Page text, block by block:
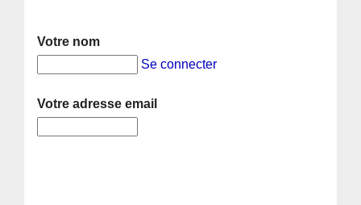
Votre nom
Se connecter
Votre adresse email